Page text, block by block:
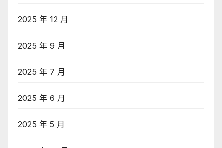
2025 年 12 月
2025 年 9 月
2025 年 7 月
2025 年 6 月
2025 年 5 月